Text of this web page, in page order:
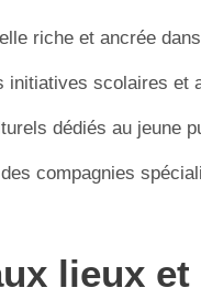
riche et ancrée
initiatives scolaires et
dédiés au jeune
compagnies
lieux